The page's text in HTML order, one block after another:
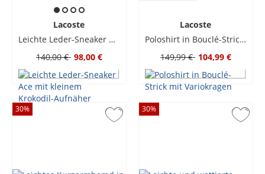
Lacoste
Leichte Leder-Sneaker Ace mit kleinem Krokodil-Aufnäher
140,00 € 98,00 €
Lacoste
Poloshirt in Bouclé-Strick mit Variokragen
149,99 € 104,99 €
30% 30%